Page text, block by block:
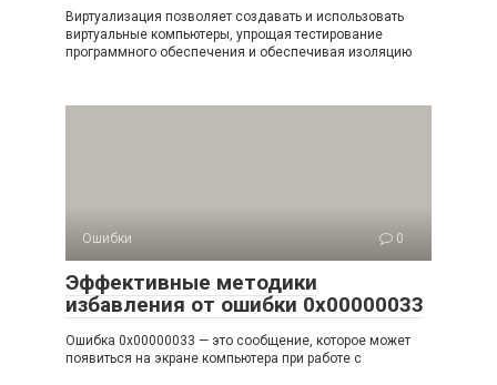
Виртуализация позволяет создавать и использовать
виртуальные компьютеры, упрощая тестирование
программного обеспечения и обеспечивая изоляцию
Ошибки 0
Эффективные методики
избавления от ошибки 0x00000033
Ошибка 0x00000033 — это сообщение, которое может
появиться на экране компьютера при работе с